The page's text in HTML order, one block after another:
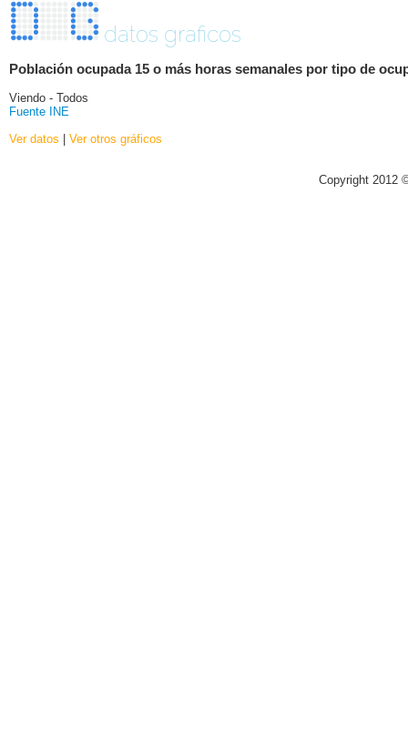
datos graficos
Población ocupada 15 o más horas semanales por tipo de
Viendo - Todos
Fuente INE
Ver datos | Ver otros gráficos
Copyright 2012